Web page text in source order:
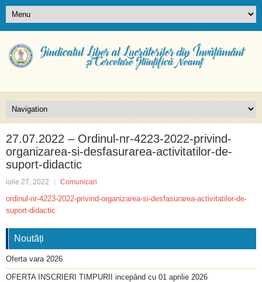
27.07.2022 – Ordinul-nr-4223-2022-privind-
organizarea-si-desfasurarea-activitatilor-de-
suport-didactic
iulie 27, 2022 Comunicari
ordinul-nr-4223-2022-privind-organizarea-si-desfasurarea-activitatilor-de-
suport-didactic
Noutăți
Oferta vara 2026
OFERTA INSCRIERI TIMPURII incepând cu 01 aprilie 2026